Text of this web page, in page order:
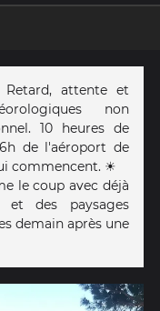
attente et
non
10 heures de
de l'aéroport de
commencent. ☀️
le coup avec déjà
des paysages
demain après une